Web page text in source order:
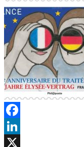
Facebook
LinkedIn